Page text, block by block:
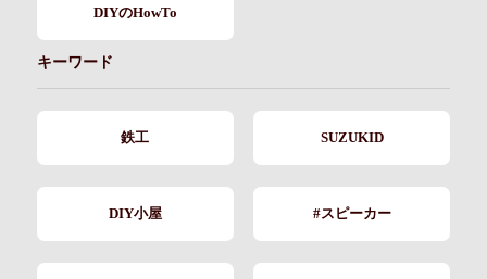
DIYのHowTo
キーワード
鉄工 SUZUKID
DIY小屋 #スピーカー